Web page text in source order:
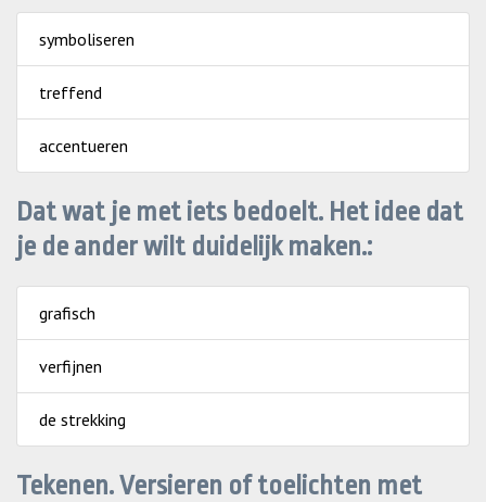
symboliseren
treffend
accentueren
Dat wat je met iets bedoelt. Het idee dat
je de ander wilt duidelijk maken.:
grafisch
verfijnen
de strekking
Tekenen. Versieren of toelichten met